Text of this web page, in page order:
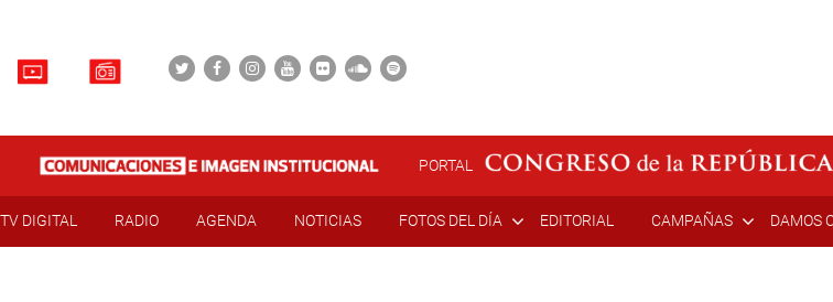
PORTAL
TV DIGITAL RADIO AGENDA NOTICIAS FOTOS DEL DÍA EDITORIAL CAMPAÑAS DAMOS